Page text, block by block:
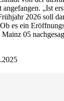
angefangen. „Ist
2026 soll
es ein
05